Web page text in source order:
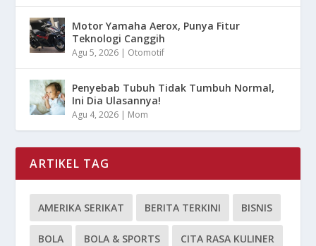
Motor Yamaha Aerox, Punya Fitur
Teknologi Canggih
Agu 5, 2026 | Otomotif
Penyebab Tubuh Tidak Tumbuh Normal,
Ini Dia Ulasannya!
Agu 4, 2026 | Mom
ARTIKEL TAG
AMERIKA SERIKAT BERITA TERKINI BISNIS
BOLA BOLA & SPORTS CITA RASA KULINER